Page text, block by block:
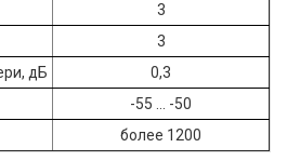
3
3
дБ
0,3
-55 ... -50
более 1200